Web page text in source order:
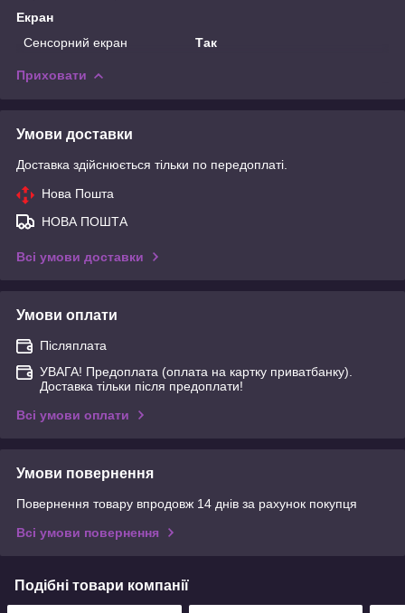
Екран
Сенсорний екран
Так
Приховати
Умови доставки
Доставка здійснюється тільки по передоплаті.
Нова Пошта
НОВА ПОШТА
Всі умови доставки
Умови оплати
Післяплата
УВАГА! Предоплата (оплата на картку приватбанку).
Доставка тільки після предоплати!
Всі умови оплати
Умови повернення
Повернення товару впродовж 14 днів за рахунок покупця
Всі умови повернення
Подібні товари компанії